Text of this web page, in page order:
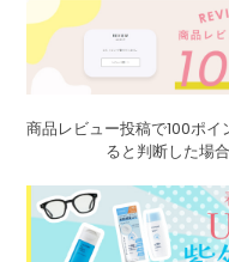
商品レビュー投稿で100ポ
ると判断した場